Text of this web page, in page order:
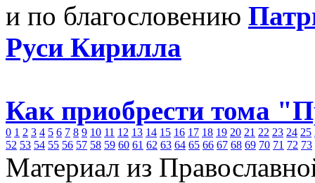
и по благословению
Руси Кирилла
Как приобрести тома
0 1 2 3 4 5 6 7 8 9 10 11 12 13 14 15 16 17 18 19 20 21 22 23 24 25
52 53 54 55 56 57 58 59 60 61 62 63 64 65 66 67 68 69 70 71 72 73
Материал из